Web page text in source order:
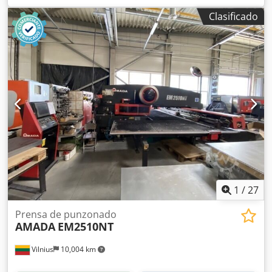
cuello de cisne: 340 mm Ajuste del vástago: 10 > 130 mm
Carrera: 400 mm Distancia máxima entre la placa y el
vástago: 300 mm Dimensiones de la mesa: 950 x 630 mm
Diámetro del orificio en la mesa: 200 mm Dodpfx
Anohtiwhs Neck Dimensiones: (largo x ancho): 560 x 320
mm Carrera variable: 10 > 130 mm Potencia del motor: 8,5
kW Longitud de adelante a atrás: 1500 mm Ancho de
adelante a atrás: 2380 mm Altura: 2800 mm Peso: 9,5
toneladas
Clasificado
1 /27
Vilnius 10,004 km
Prensa de punzonado
AMADA EM2510NT